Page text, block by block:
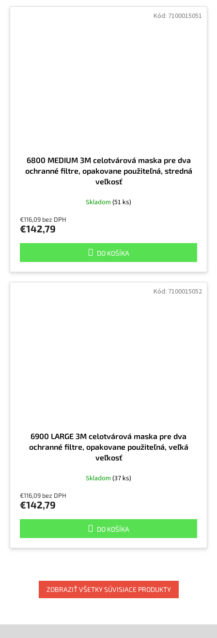
6800 MEDIUM 3M celotvárová maska pre dva
ochranné filtre, opakovane použiteľná, stredná
veľkosť
Skladom (51 ks)
€116,09 bez DPH
€142,79
DO KOŠÍKA
Kód: 7100015051
6900 LARGE 3M celotvárová maska pre dva
ochranné filtre, opakovane použiteľná, veľká
veľkosť
Skladom (37 ks)
€116,09 bez DPH
€142,79
DO KOŠÍKA
Kód: 7100015052
ZOBRAZIŤ VŠETKY SÚVISIACE PRODUKTY